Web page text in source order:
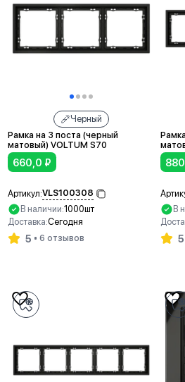
Черный
Рамка на 3 поста (черный
матовый) VOLTUM S70
660,0 ₽
Артикул:VLS100308
В наличии:1000шт
Доставка:Сегодня
5 6 отзывов
В
5